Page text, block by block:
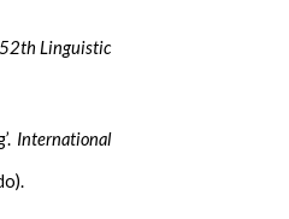
52th Linguistic
International